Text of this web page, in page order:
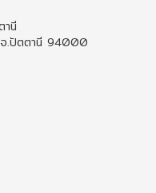
านี
จ.ปัตตานี 94000